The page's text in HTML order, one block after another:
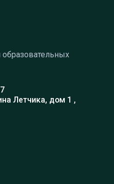
Летчика, дом 1 ,